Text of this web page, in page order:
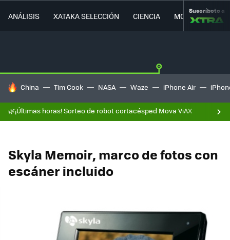
ANÁLISIS XATAKA SELECCIÓN CIENCIA MOVILIDAD
Suscríbete a
HOY SE HABLA DE
China Tim Cook NASA Waze iPhone Air
🌿¡Últimas horas! Sorteo de robot cortacésped Mova ViAX
Skyla Memoir, marco de fotos con
escáner incluido